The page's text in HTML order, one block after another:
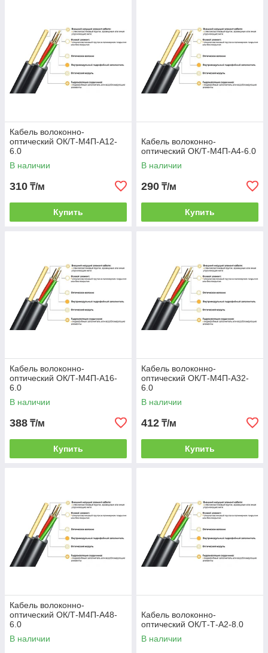
Кабель волоконно-
оптический ОК/Т-М4П-А12-
6.0
В наличии
310 ₸/м
Купить
Кабель волоконно-
оптический ОК/Т-М4П-А4-6.0
В наличии
290 ₸/м
Купить
Кабель волоконно-
оптический ОК/Т-М4П-А16-
6.0
В наличии
388 ₸/м
Купить
Кабель волоконно-
оптический ОК/Т-М4П-А32-
6.0
В наличии
412 ₸/м
Купить
Кабель волоконно-
оптический ОК/Т-М4П-А48-
6.0
В наличии
Кабель волоконно-
оптический ОК/Т-Т-А2-8.0
В наличии